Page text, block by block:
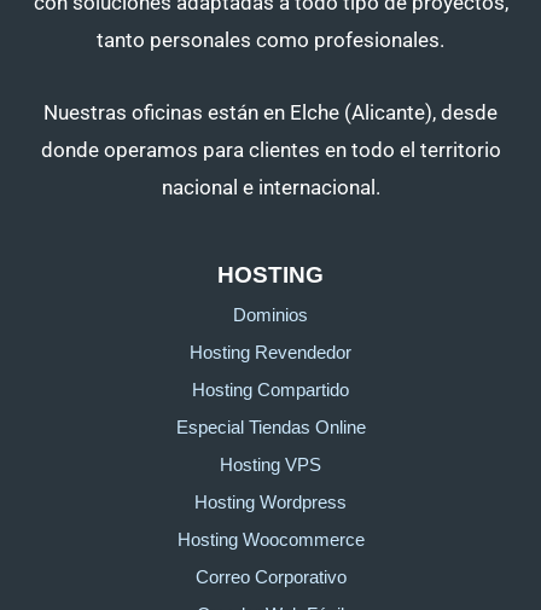
tanto personales como profesionales.
Nuestras oficinas están en Elche (Alicante), desde
donde operamos para clientes en todo el territorio
nacional e internacional.
HOSTING
Dominios
Hosting Revendedor
Hosting Compartido
Especial Tiendas Online
Hosting VPS
Hosting Wordpress
Hosting Woocommerce
Correo Corporativo